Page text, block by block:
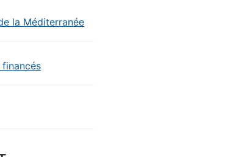
la Méditerranée
financés